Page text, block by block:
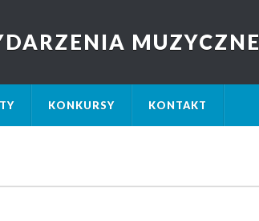
MUZYCZNE
KONKURSY KONTAKT